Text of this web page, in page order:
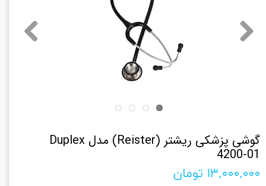
گوشی پزشکی ریشتر (Reister) مدل Duplex
4200-01
۱۳,۰۰۰,۰۰۰ تومان